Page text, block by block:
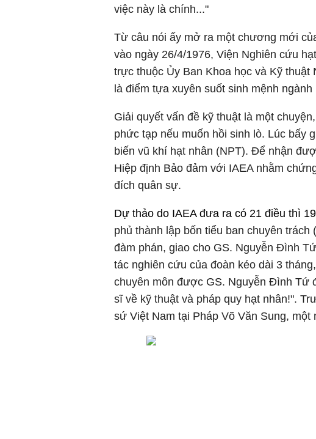
việc này là chính..."
Từ câu nói ấy mở ra một chương mới
vào ngày 26/4/1976, Viện Nghiên cứu
trực thuộc Ủy Ban Khoa học và Kỹ
là điểm tựa xuyên suốt sinh mệnh
Giải quyết vấn đề kỹ thuật là một
phức tạp nếu muốn hồi sinh lò. Lúc bấy
biến vũ khí hạt nhân (NPT). Để nhận
Hiệp định Bảo đảm với IAEA nhằm
đích quân sự.
Dự thảo do IAEA đưa ra có 21 điều thì
phủ thành lập bốn tiểu ban chuyên
đàm phán, giao cho GS. Nguyễn Đình
tác nghiên cứu của đoàn kéo dài 3
chuyên môn được GS. Nguyễn Đình Tứ
sĩ về kỹ thuật và pháp quy hạt nhân!".
sứ Việt Nam tại Pháp Võ Văn Sung, một